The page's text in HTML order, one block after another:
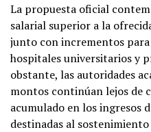
La propuesta oficial
salarial superior a la
junto con incrementos
hospitales universitarios y
obstante, las autoridades
montos continúan lejos de
acumulado en los ingresos
destinadas al